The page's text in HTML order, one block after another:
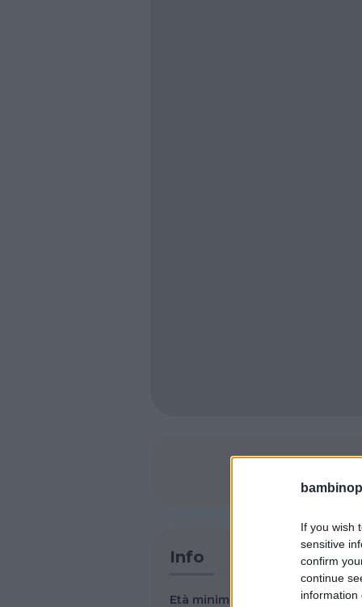
If you wish
sensitive
confirm
continue
information
Info
Età minima per iscrizione